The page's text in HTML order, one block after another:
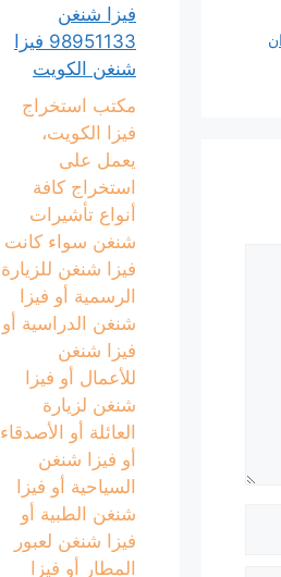
فيزا شنغن
98951133 فيزا
شنغن الكويت
مكتب استخراج
فيزا الكويت،
يعمل على
استخراج كافة
أنواع تأشيرات
شنغن سواء كانت
فيزا شنغن للزيارة
الرسمية أو فيزا
شنغن الدراسية أو
فيزا شنغن
للأعمال أو فيزا
شنغن لزيارة
العائلة أو الأصدقاء
أو فيزا شنغن
السياحية أو فيزا
شنغن الطبية أو
فيزا شنغن لعبور
المطار أو فيزا